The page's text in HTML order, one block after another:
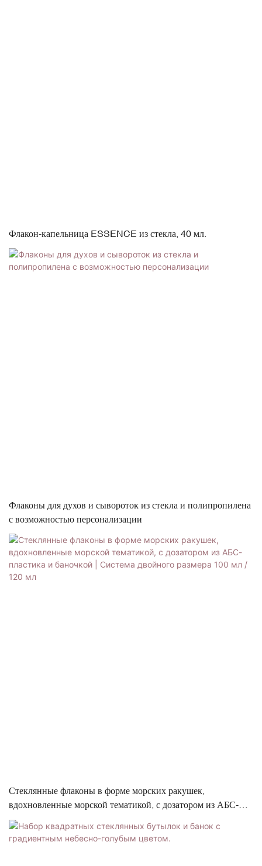
Флакон-капельница ESSENCE из стекла, 40 мл.
Флаконы для духов и сывороток из стекла и полипропилена
с возможностью персонализации
Стеклянные флаконы в форме морских ракушек,
вдохновленные морской тематикой, с дозатором из АБС-
пластика и баночкой | Система двойного размера 100 мл /